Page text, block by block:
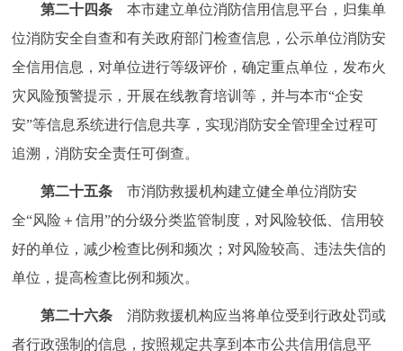
第二十四条 本市建立单位消防信用信息平台，归集单
位消防安全自查和有关政府部门检查信息，公示单位消防安
全信用信息，对单位进行等级评价，确定重点单位，发布火
灾风险预警提示，开展在线教育培训等，并与本市“企安
安”等信息系统进行信息共享，实现消防安全管理全过程可
追溯，消防安全责任可倒查。
第二十五条 市消防救援机构建立健全单位消防安
全“风险＋信用”的分级分类监管制度，对风险较低、信用较
好的单位，减少检查比例和频次；对风险较高、违法失信的
单位，提高检查比例和频次。
第二十六条 消防救援机构应当将单位受到行政处罚或
者行政强制的信息，按照规定共享到本市公共信用信息平